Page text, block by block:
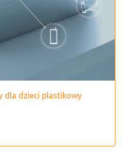
dla dzieci plastikowy